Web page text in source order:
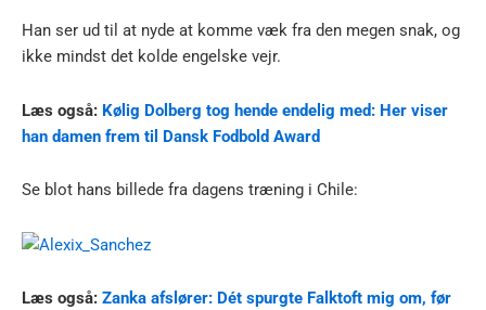
Han ser ud til at nyde at komme væk fra den megen snak, og
ikke mindst det kolde engelske vejr.
Læs også: Kølig Dolberg tog hende endelig med: Her viser
han damen frem til Dansk Fodbold Award
Se blot hans billede fra dagens træning i Chile:
Læs også: Zanka afslører: Dét spurgte Falktoft mig om, før